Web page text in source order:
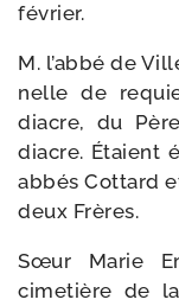
février.
M. l’ab­bé de
nelle de
diacre, du
diacre. Étaient
abbés Cottard
deux Frères.
Sœur Marie
cime­tière de